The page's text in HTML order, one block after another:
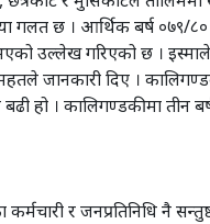
गलत छ । आर्थिक बर्ष ०७९/
उल्लेख गरिएको छ ।
जानकारी दिए ।
हो । कालिगण्डकीमा तीन
र जनप्रतिनिधि नै